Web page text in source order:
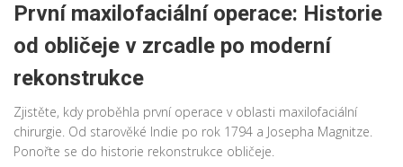
První maxilofaciální operace: Historie
od obličeje v zrcadle po moderní
rekonstrukce
Zjistěte, kdy proběhla první operace v oblasti maxilofaciální
chirurgie. Od starověké Indie po rok 1794 a Josepha Magnitze.
Ponořte se do historie rekonstrukce obličeje.